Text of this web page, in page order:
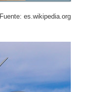
Fuente: es.wikipedia.org